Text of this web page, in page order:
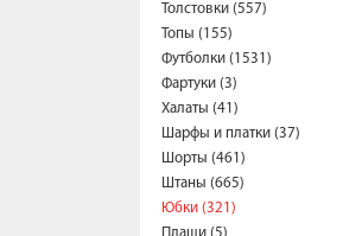
Толстовки (557)
Топы (155)
Футболки (1531)
Фартуки (3)
Халаты (41)
Шарфы и платки (37)
Шорты (461)
Штаны (665)
Юбки (321)